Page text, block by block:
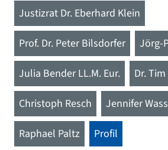
Justizrat Dr. Eberhard Klein
Prof. Dr. Peter Bilsdorfer Jörg-
Julia Bender LL.M. Eur. Dr.
Christoph Resch Jennifer
Raphael Paltz Profil